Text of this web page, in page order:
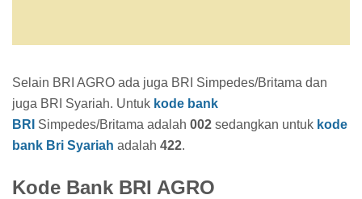
Selain BRI AGRO ada juga BRI Simpedes/Britama dan
juga BRI Syariah. Untuk kode bank
BRI Simpedes/Britama adalah 002 sedangkan untuk kode
bank Bri Syariah adalah 422.
Kode Bank BRI AGRO